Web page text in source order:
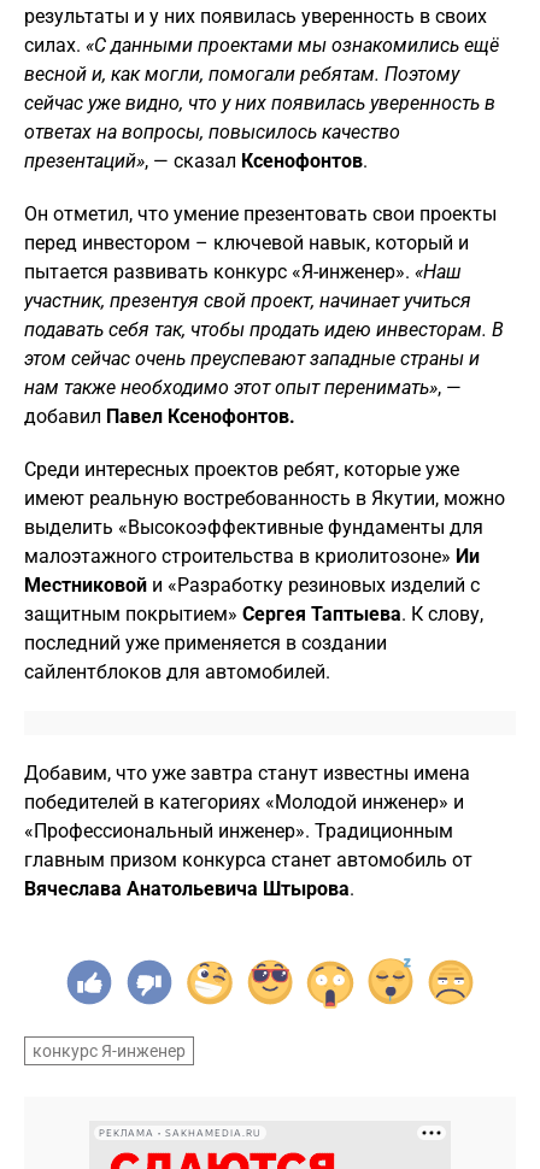
результаты и у них появилась уверенность в своих
силах. «С данными проектами мы ознакомились ещё
весной и, как могли, помогали ребятам. Поэтому
сейчас уже видно, что у них появилась уверенность в
ответах на вопросы, повысилось качество
презентаций», — сказал Ксенофонтов.
Он отметил, что умение презентовать свои проекты
перед инвестором – ключевой навык, который и
пытается развивать конкурс «Я-инженер». «Наш
участник, презентуя свой проект, начинает учиться
подавать себя так, чтобы продать идею инвесторам. В
этом сейчас очень преуспевают западные страны и
нам также необходимо этот опыт перенимать», —
добавил Павел Ксенофонтов.
Среди интересных проектов ребят, которые уже
имеют реальную востребованность в Якутии, можно
выделить «Высокоэффективные фундаменты для
малоэтажного строительства в криолитозоне» Ии
Местниковой и «Разработку резиновых изделий с
защитным покрытием» Сергея Таптыева. К слову,
последний уже применяется в создании
сайлентблоков для автомобилей.
Добавим, что уже завтра станут известны имена
победителей в категориях «Молодой инженер» и
«Профессиональный инженер». Традиционным
главным призом конкурса станет автомобиль от
Вячеслава Анатольевича Штырова.
конкурс Я-инженер
РЕКЛАМА • SAKHAMEDIA.RU